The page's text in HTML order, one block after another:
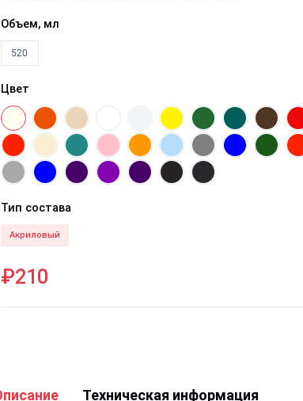
Объем, мл
520
Цвет
Тип состава
Акриловый
₽210
Техническая информация